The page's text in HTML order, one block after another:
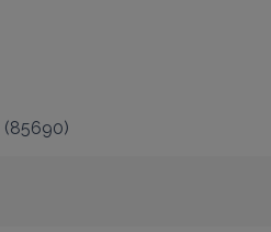
(85690)